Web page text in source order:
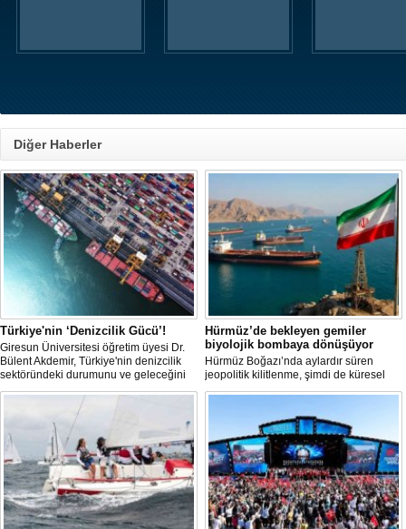
Diğer Haberler
Türkiye'nin ‘Denizcilik Gücü’!
Giresun Üniversitesi öğretim üyesi Dr.
Bülent Akdemir, Türkiye'nin denizcilik
sektöründeki durumunu ve geleceğini
değerlendirdi.
Hürmüz’de bekleyen gemiler
biyolojik bombaya dönüşüyor
Hürmüz Boğazı’nda aylardır süren
jeopolitik kilitlenme, şimdi de küresel
ölçekte bir çevre felaketinin kapısını
hareketsiz bekleyen binden fazla gemi,
istilacı deniz canlıları için devasa bir
üreme merkezine dönüşmüş durumda.